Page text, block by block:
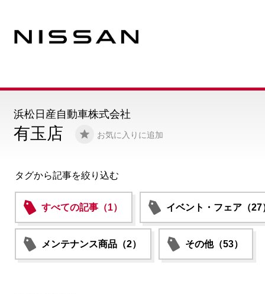
有玉店 お気に入りに追加
浜松日産自動車株式会社
タグから記事を絞り込む
すべての記事（1） イベント・フェア（27
メンテナンス商品（2） その他（53）